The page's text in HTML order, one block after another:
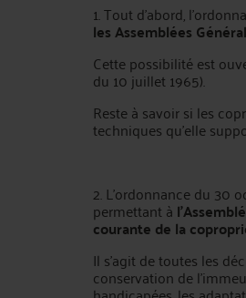
1. Tout d’abord,
les Assemblées
Cette possibilité est
du 10 juillet 1965).
Reste à savoir si les
techniques qu’elle
2. L’ordonnance du 30
permettant à
courante de la
Il s’agit de toutes les
conservation de